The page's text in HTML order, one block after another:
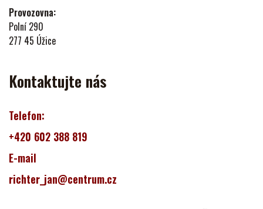
Provozovna:
Polní 290
277 45 Úžice
Kontaktujte nás
Telefon:
+420 602 388 819
E-mail
richter_jan@centrum.cz